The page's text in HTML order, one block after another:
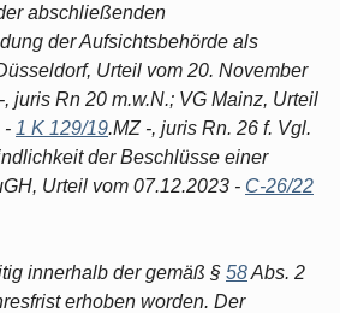
abschließenden
der Aufsichtsbehörde als
Urteil vom 20. November
-, juris Rn 20 m.w.N.; VG Mainz, Urteil
- 1 K 129/19.MZ -, juris Rn. 26 f. Vgl.
der Beschlüsse einer
Urteil vom 07.12.2023 - C-26/22
innerhalb der gemäß § 58Abs. 2
erhoben worden. Der